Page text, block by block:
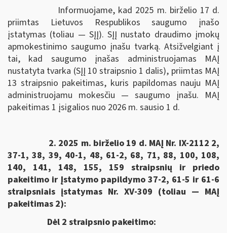
Informuojame, kad 2025 m. birželio 17 d.
priimtas Lietuvos Respublikos saugumo įnašo
įstatymas (toliau — SĮĮ). SĮĮ nustato draudimo įmokų
apmokestinimo saugumo įnašu tvarką. Atsižvelgiant į
tai, kad saugumo įnašas administruojamas MAĮ
nustatyta tvarka (SĮĮ 10 straipsnio 1 dalis), priimtas MAĮ
13 straipsnio pakeitimas, kuris papildomas nauju MAĮ
administruojamu mokesčiu — saugumo įnašu. MAĮ
pakeitimas 1 įsigalios nuo 2026 m. sausio 1 d.
2. 2025 m. birželio 19 d. MAĮ Nr. IX-2112 2,
37-1, 38, 39, 40-1, 48, 61-2, 68, 71, 88, 100, 108,
140, 141, 148, 155, 159 straipsnių ir priedo
pakeitimo ir Įstatymo papildymo 37-2, 61-5 ir 61-6
straipsniais įstatymas Nr. XV-309 (toliau — MAĮ
pakeitimas 2):
Dėl 2 straipsnio pakeitimo: